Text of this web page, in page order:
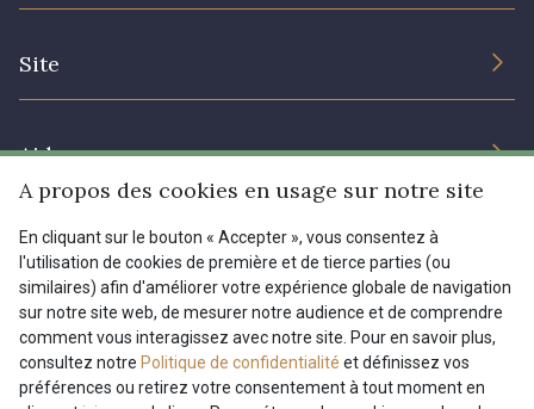
Site
Prix réduits
Aide
Livraison : France, Belgique, International
Retours & réclamations
FAQ - Questions fréquentes
Modes de paiements
Menu
Tous nos tissus
Magazine
FR EN
A propos des cookies en usage sur notre site
En cliquant sur le bouton « Accepter », vous consentez à
l'utilisation de cookies de première et de tierce parties (ou
similaires) afin d'améliorer votre expérience globale de navigation
sur notre site web, de mesurer notre audience et de comprendre
comment vous interagissez avec notre site. Pour en savoir plus,
consultez notre Politique de confidentialité et définissez vos
préférences ou retirez votre consentement à tout moment en